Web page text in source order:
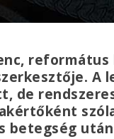
A
de
betegség